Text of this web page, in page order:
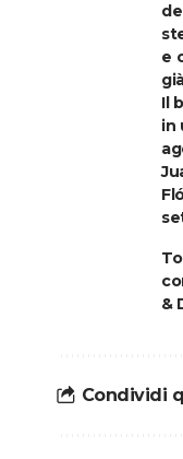
e
Il
in
&
Condividi